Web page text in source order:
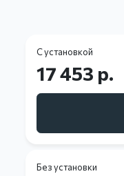
С установкой
17 453 р.
Без установки